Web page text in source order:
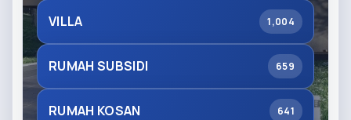
VILLA 1,004
RUMAH SUBSIDI 659
RUMAH KOSAN 641